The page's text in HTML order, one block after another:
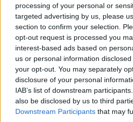
processing of your personal or
targeted advertising by us, please
section to confirm your selection.
opt-out request is processed you
interest-based ads based on
us or personal information
your opt-out. You may separately
disclosure of your personal
IAB’s list of downstream
also be disclosed by us to third
Downstream Participants that may
2026. augusztus 09., vasárnap
Aratókalákával
Csíkszentkirályon